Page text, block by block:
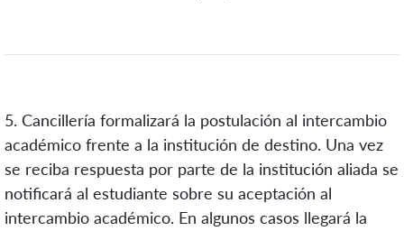
5. Cancillería formalizará la postulación al intercambio
académico frente a la institución de destino. Una vez
se reciba respuesta por parte de la institución aliada se
notificará al estudiante sobre su aceptación al
intercambio académico. En algunos casos llegará la